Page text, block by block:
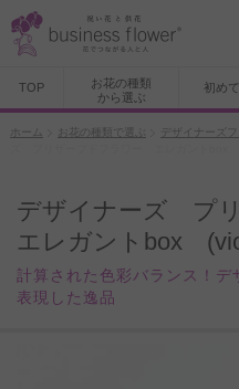
TOP
お花の種類
から選ぶ
初め
ホーム お花の種類で選ぶ デザイナーズフ
デザイナーズ プ
エレガントbox
計算された色彩バランス！デ
表現した逸品